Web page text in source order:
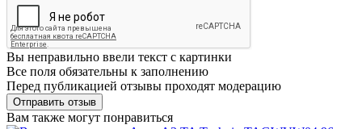
Вы неправильно ввели текст с картинки
Все поля обязательны к заполнению
Перед публикацией отзывы проходят модерацию
Вам также могут понравиться